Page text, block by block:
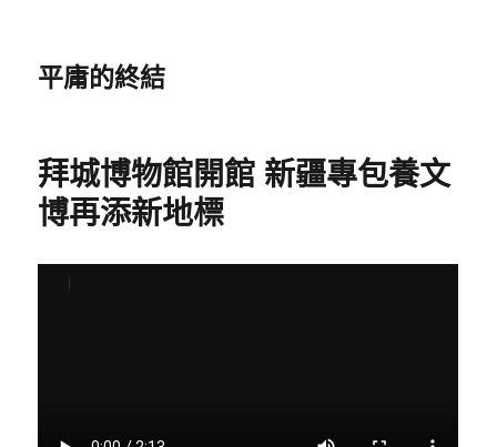
平庸的終結
拜城博物館開館 新疆專包養文
博再添新地標